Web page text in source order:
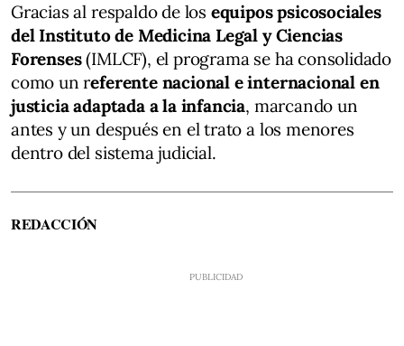
Gracias al respaldo de los equipos psicosociales
del Instituto de Medicina Legal y Ciencias
Forenses(IMLCF), el programa se ha consolidado
como un referente nacional e internacional en
justicia adaptada a la infancia, marcando un
antes y un después en el trato a los menores
dentro del sistema judicial.
REDACCIÓN